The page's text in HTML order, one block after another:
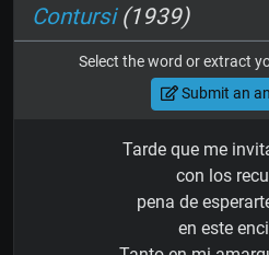
Contursi(1939)
Select the word or extract
Submit an
Tarde que me
con los
pena de
en este